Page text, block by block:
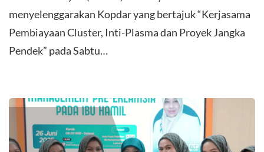
menyelenggarakan Kopdar yang bertajuk “Kerjasama
Pembiayaan Cluster, Inti-Plasma dan Proyek Jangka
Pendek” pada Sabtu…